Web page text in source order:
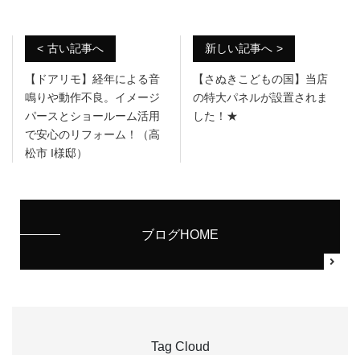
b
o
o
k
古い記事へ
【ドアリモ】経年による音
鳴りや動作不良。イメージ
パースとショールーム活用
で安心のリフォーム！（高
松市 I様邸）
新しい記事へ
【さぬきこどもの国】当店
の特大パネルが設置されま
した！★
ブログHOME
Tag Cloud